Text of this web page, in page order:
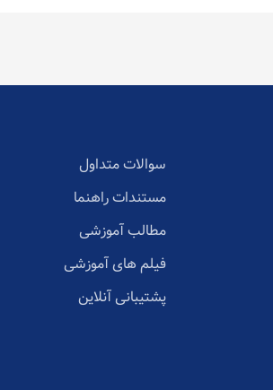
سوالات متداول
مستندات راهنما
مطالب آموزشی
فیلم های آموزشی
پشتیبانی آنلاین